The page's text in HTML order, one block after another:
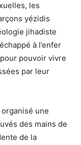
les
yézidis
jihadiste
à l’enfer
pouvoir vivre
par leur
une
des mains de
de la